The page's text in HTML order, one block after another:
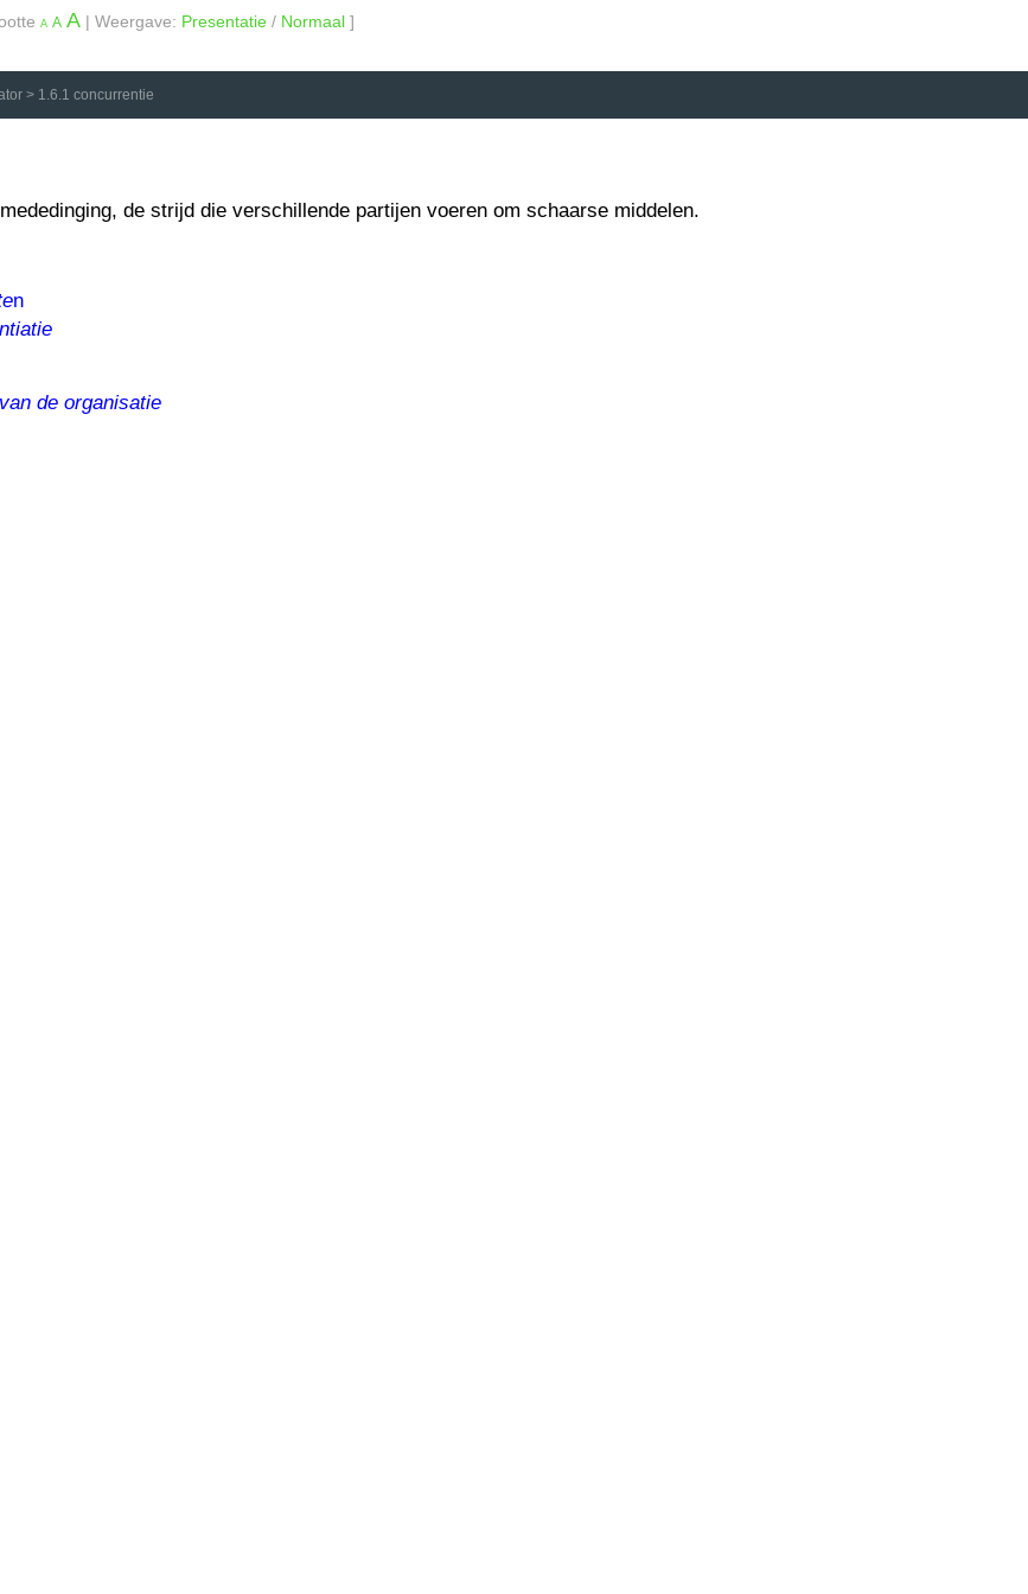
A A A | Weergave: Presentatie / Normaal ]
> 1.6.1 concurrentie
de strijd die verschillende partijen voeren om schaarse middelen.
n
de organisatie